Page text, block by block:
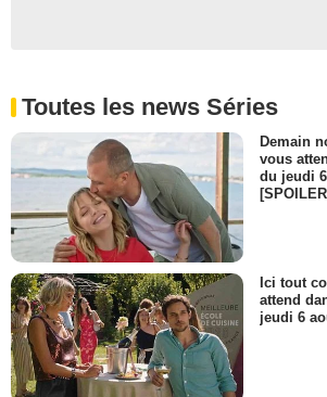
Toutes les news Séries
Demain
vous
du jeudi
Ici tout
attend
jeudi 6